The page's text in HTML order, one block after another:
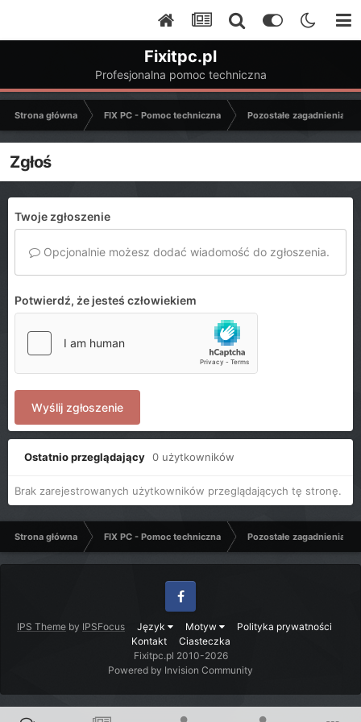
Fixitpc.pl
Profesjonalna pomoc techniczna
Strona główna FIX PC - Pomoc techniczna Pozostałe zagadnienia
Zgłoś
Twoje zgłoszenie
Opcjonalnie możesz dodać wiadomość do zgłoszenia.
Potwierdź, że jesteś człowiekiem
Wyślij zgłoszenie
Ostatnio przeglądający 0 użytkowników
Brak zarejestrowanych użytkowników przeglądających tę stronę.
Strona główna FIX PC - Pomoc techniczna Pozostałe zagadnienia
IPS Theme by IPSFocus Język Motyw
Polityka prywatności
Kontakt
Ciasteczka
Facebook
Fixitpc.pl 2010-2026
Powered by Invision Community